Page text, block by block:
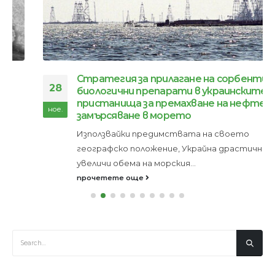
Стратегия за прилагане на сорбенти и
биологични препарати в украинските
пристанища за премахване на нефтеното
замърсяване в морето
Използвайки предимствата на своето
географско положение, Украйна драстично
увеличи обема на морския...
прочетете още